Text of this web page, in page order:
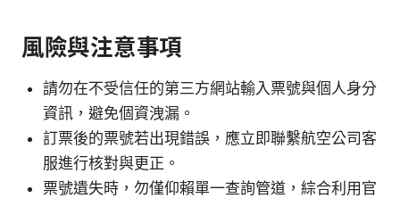
風險與注意事項
請勿在不受信任的第三方網站輸入票號與個人身分
資訊，避免個資洩漏。
訂票後的票號若出現錯誤，應立即聯繫航空公司客
服進行核對與更正。
票號遺失時，勿僅仰賴單一查詢管道，綜合利用官